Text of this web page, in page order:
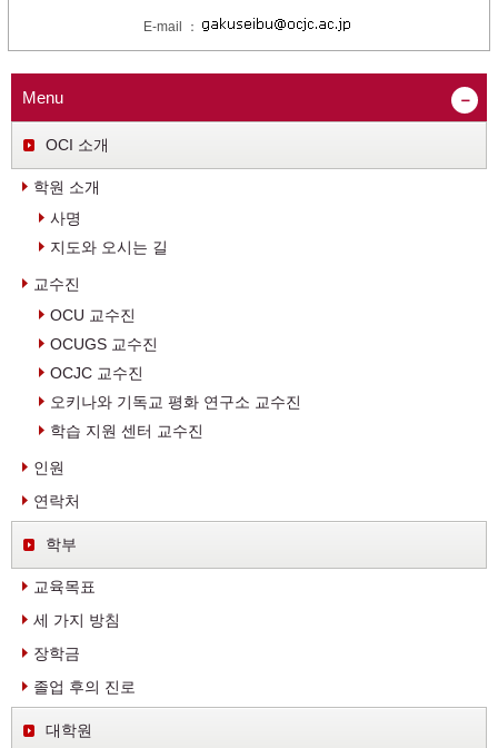
E-mail ：
Menu
OCI 소개
학원 소개
사명
지도와 오시는 길
교수진
OCU 교수진
OCUGS 교수진
OCJC 교수진
오키나와 기독교 평화 연구소 교수진
학습 지원 센터 교수진
인원
연락처
학부
교육목표
세 가지 방침
장학금
졸업 후의 진로
대학원